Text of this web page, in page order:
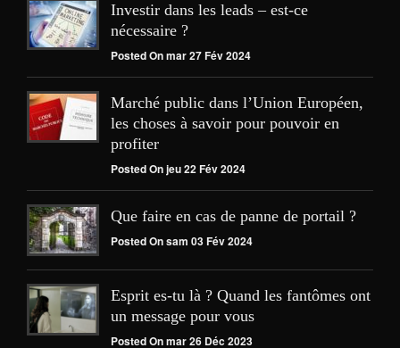
Investir dans les leads – est-ce
nécessaire ?
Posted On mar 27 Fév 2024
Marché public dans l’Union Européen,
les choses à savoir pour pouvoir en
profiter
Posted On jeu 22 Fév 2024
Que faire en cas de panne de portail ?
Posted On sam 03 Fév 2024
Esprit es-tu là ? Quand les fantômes ont
un message pour vous
Posted On mar 26 Déc 2023